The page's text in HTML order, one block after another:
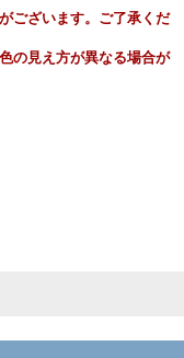
ございます。ご了承くだ
の見え方が異なる場合が